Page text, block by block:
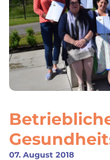
07. August 2018